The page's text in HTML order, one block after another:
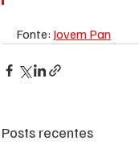
Fonte: Jovem Pan
Posts recentes